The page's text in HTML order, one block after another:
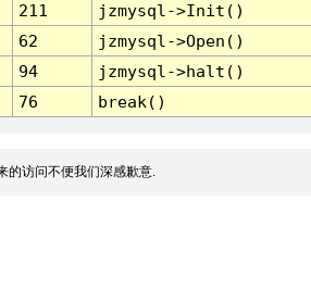
211
jzmysql->Init()
62
jzmysql->Open()
94
jzmysql->halt()
76 break()
的访问不便我们深感歉意.